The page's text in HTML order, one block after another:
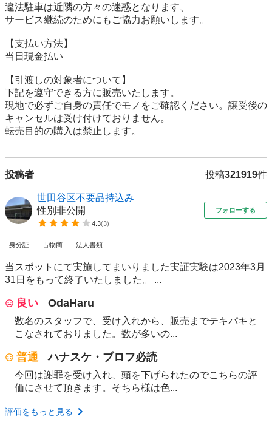
違法駐車は近隣の方々の迷惑となります、
サービス継続のためにもご協力お願いします。
【⽀払い⽅法】
当日現金払い
【引渡しの対象者について】
下記を遵守できる⽅に販売いたします。
現地で必ずご⾃⾝の責任でモノをご確認ください。譲受後の
キャンセルは受け付けておりません。
転売⽬的の購⼊は禁⽌します。
投稿者 投稿321919件
世田谷区不要品持込み
性別非公開
4.3(3)
フォローする
身分証 古物商 法人書類
当スポットにて実施してまいりました実証実験は2023年3月
31日をもって終了いたしました。 ...
良い OdaHaru
数名のスタッフで、受け入れから、販売までテキパキと
こなされておりました。数が多いの...
普通 ハナスケ・ブロフ必読
今回は謝罪を受け入れ、頭を下げられたのでこちらの評
価にさせて頂きます。そちら様は色...
評価をもっと見る